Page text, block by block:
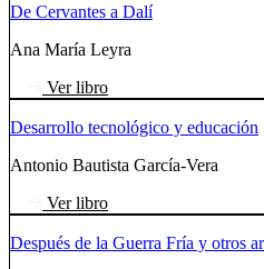
De Cervantes a Dalí
Ana María Leyra
Ver libro
Desarrollo tecnológico y educación
Antonio Bautista García-Vera
Ver libro
Después de la Guerra Fría y otros